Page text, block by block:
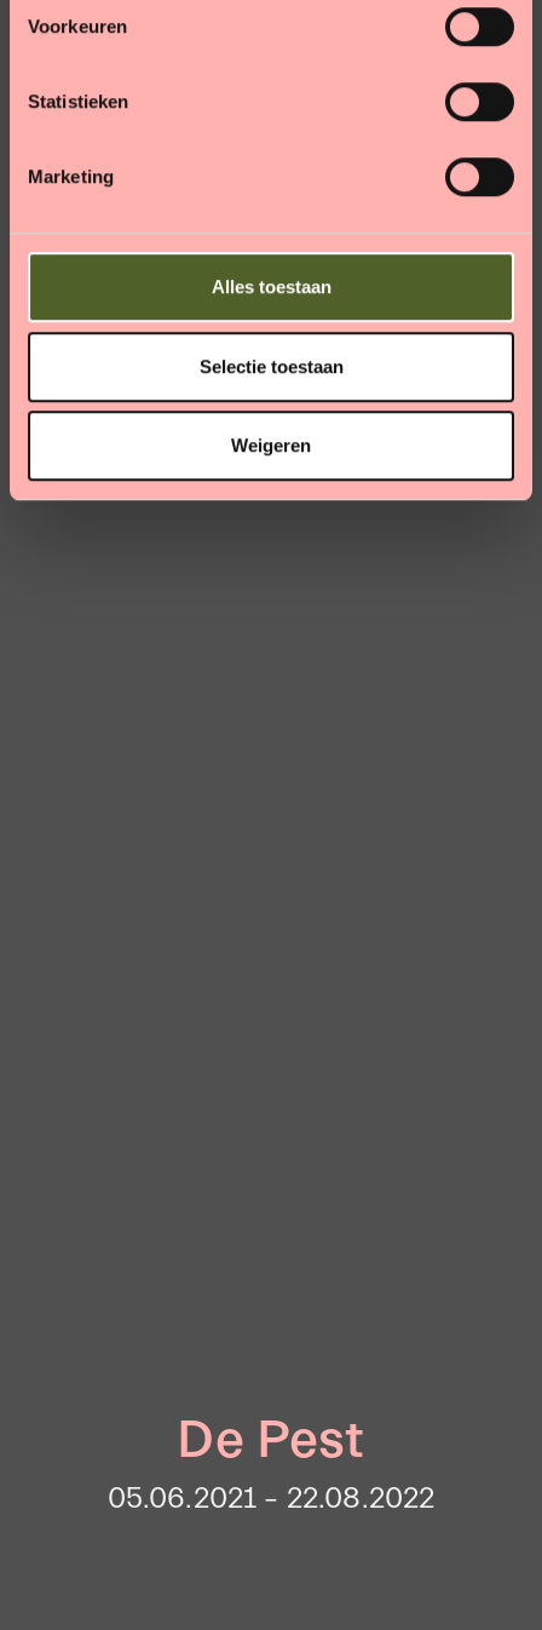
Voorkeuren
Statistieken
Marketing
Alles toestaan
Selectie toestaan
Weigeren
De Pest
05.06.2021 – 22.08.2022